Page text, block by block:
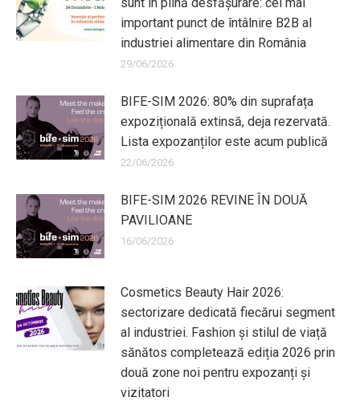
important punct de întâlnire B2B al
industriei alimentare din România
29/06/2026
BIFE-SIM 2026: 80% din suprafața
expozițională extinsă, deja rezervată.
Lista expozanților este acum publică
22/06/2026
BIFE-SIM 2026 REVINE ÎN DOUĂ
PAVILIOANE
16/06/2026
Cosmetics Beauty Hair 2026:
sectorizare dedicată fiecărui segment
al industriei. Fashion și stilul de viață
sănătos completează ediția 2026 prin
două zone noi pentru expozanți și
vizitatori